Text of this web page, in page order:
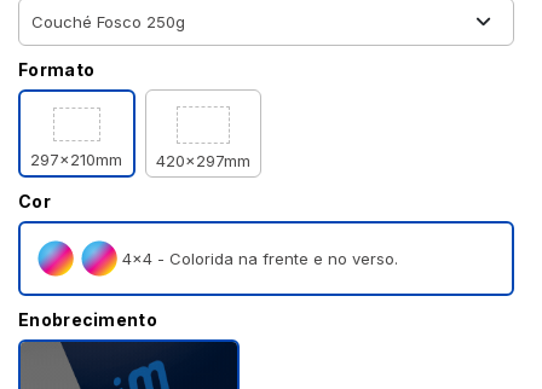
Formato
297x210mm 420x297mm
Cor
4×4 - Colorida na frente e no verso.
Enobrecimento